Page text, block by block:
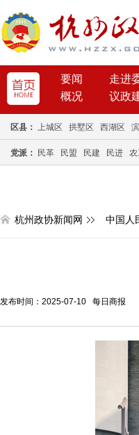
要闻 走进
概况
议政
区县： 上城区 拱墅区 西湖区
党派： 民革 民盟 民建 民进
杭州政协新闻网 中国人
发布时间：2025-07-10 每日商报